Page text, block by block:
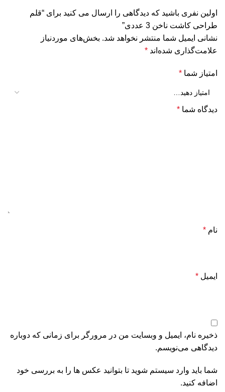
اولین نفری باشید که دیدگاهی را ارسال می کنید برای “قلم
طراحی کاشت ناخن 3 عددی”
نشانی ایمیل شما منتشر نخواهد شد. بخش‌های موردنیاز
علامت‌گذاری شده‌اند *
امتیاز شما *
دیدگاه شما *
نام *
ایمیل *
ذخیره نام، ایمیل و وبسایت من در مرورگر برای زمانی که دوباره
دیدگاهی می‌نویسم.
شما باید وارد سیستم شوید تا بتوانید عکس ها را به بررسی خود
اضافه کنید.